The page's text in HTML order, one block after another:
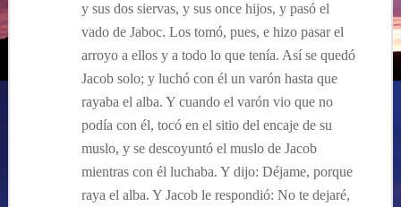
y sus dos siervas, y sus once hijos, y pasó el
vado de Jaboc. Los tomó, pues, e hizo pasar el
arroyo a ellos y a todo lo que tenía. Así se quedó
Jacob solo; y luchó con él un varón hasta que
rayaba el alba. Y cuando el varón vio que no
podía con él, tocó en el sitio del encaje de su
muslo, y se descoyuntó el muslo de Jacob
mientras con él luchaba. Y dijo: Déjame, porque
raya el alba. Y Jacob le respondió: No te dejaré,